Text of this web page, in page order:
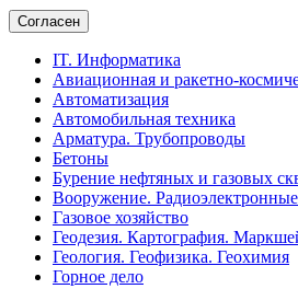
Согласен
IT. Информатика
Авиационная и ракетно-
Автоматизация
Автомобильная техника
Арматура. Трубопроводы
Бетоны
Бурение нефтяных и газовых
Вооружение.
Газовое хозяйство
Геодезия. Картография.
Геология. Геофизика. Геохимия
Горное дело